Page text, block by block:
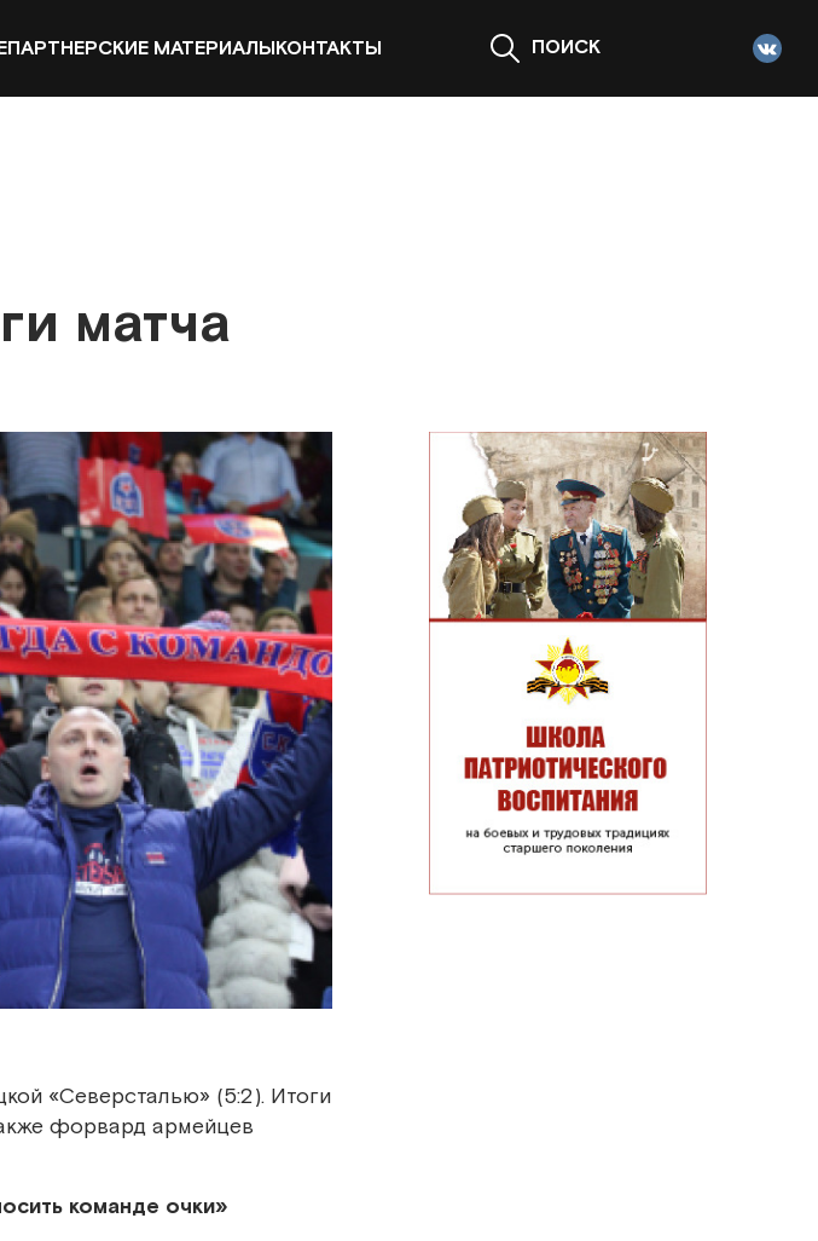
ПАРТНЕРСКИЕ МАТЕРИАЛЫКОНТАКТЫ ПОИСК
матча
«Северсталью» (5:2). Итоги
форвард армейцев
команде очки»